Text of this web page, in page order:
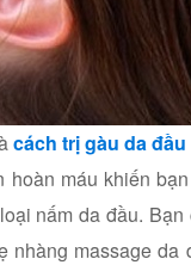
cách trị gàu da
hoàn máu khiến
nấm da đầu.
massage